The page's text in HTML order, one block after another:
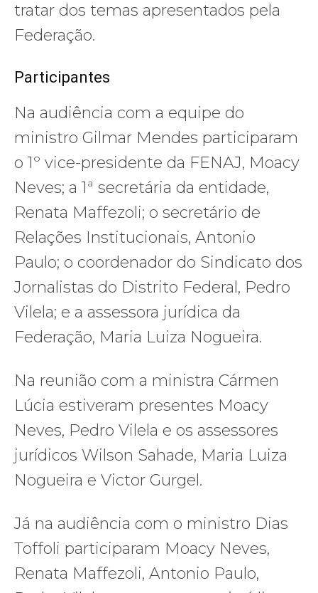
tratar dos temas apresentados pela
Federação.
Participantes
Na audiência com a equipe do
ministro Gilmar Mendes participaram
o 1º vice-presidente da FENAJ, Moacy
Neves; a 1ª secretária da entidade,
Renata Maffezoli; o secretário de
Relações Institucionais, Antonio
Paulo; o coordenador do Sindicato dos
Jornalistas do Distrito Federal, Pedro
Vilela; e a assessora jurídica da
Federação, Maria Luiza Nogueira.
Na reunião com a ministra Cármen
Lúcia estiveram presentes Moacy
Neves, Pedro Vilela e os assessores
jurídicos Wilson Sahade, Maria Luiza
Nogueira e Victor Gurgel.
Já na audiência com o ministro Dias
Toffoli participaram Moacy Neves,
Renata Maffezoli, Antonio Paulo,